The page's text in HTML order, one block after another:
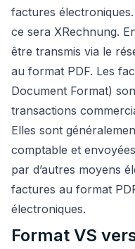
factures
ce sera XRechnung.
être transmis via le
au format PDF. Les
Document Format)
transactions
Elles sont
comptable et
par d’autres moyens
factures au format
électroniques.
Format VS